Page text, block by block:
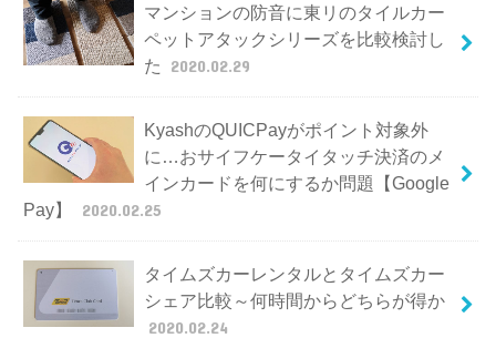
マンションの防音に東リのタイルカー
ペットアタックシリーズを比較検討し
た
2020.02.29
KyashのQUICPayがポイント対象外
に…おサイフケータイタッチ決済のメ
インカードを何にするか問題【Google
Pay】
2020.02.25
タイムズカーレンタルとタイムズカー
シェア比較～何時間からどちらが得か
2020.02.24